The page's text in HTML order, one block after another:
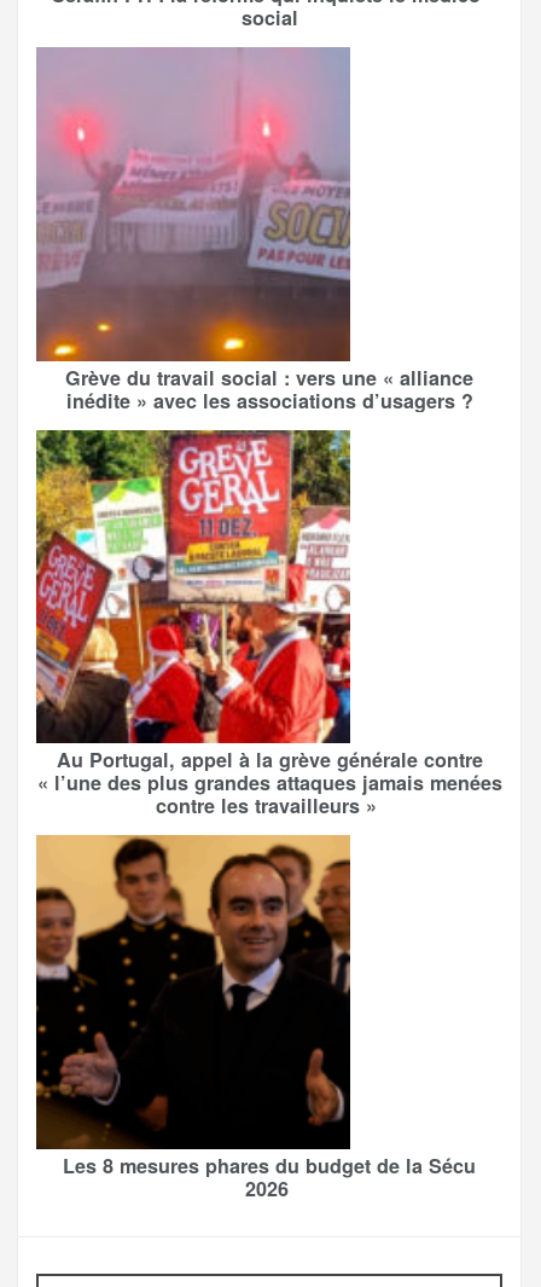
social
Grève du travail social : vers une « alliance
inédite » avec les associations d’usagers ?
Au Portugal, appel à la grève générale contre
« l’une des plus grandes attaques jamais menées
contre les travailleurs »
Les 8 mesures phares du budget de la Sécu
2026